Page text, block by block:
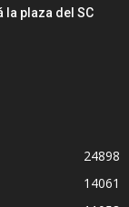
la plaza del SC
24898
14061